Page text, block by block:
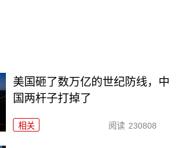
美国砸了数万亿的世纪防线，中
国两杆子打掉了
相关 阅读 230808